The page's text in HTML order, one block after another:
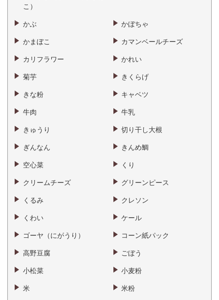
こ）
かぶ かぼちゃ
かまぼこ カマンベールチーズ
カリフラワー かれい
菊芋 きくらげ
きな粉 キャベツ
牛肉 牛乳
きゅうり 切り干し大根
ぎんなん きんめ鯛
空心菜 くり
クリームチーズ グリーンピース
くるみ クレソン
くわい ケール
ゴーヤ（にがうり） コーン紙パック
高野豆腐 ごぼう
小松菜 小麦粉
米 米粉